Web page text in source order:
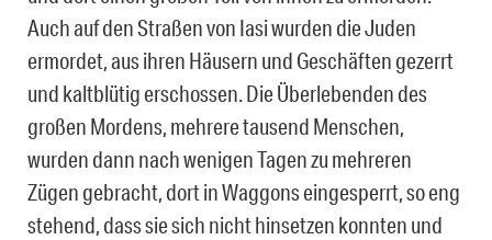
Auch auf den Straßen von Iasi wurden die Juden
ermordet, aus ihren Häusern und Geschäften gezerrt
und kaltblütig erschossen. Die Überlebenden des
großen Mordens, mehrere tausend Menschen,
wurden dann nach wenigen Tagen zu mehreren
Zügen gebracht, dort in Waggons eingesperrt, so eng
stehend, dass sie sich nicht hinsetzen konnten und